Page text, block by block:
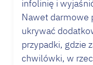
infolinię i
Nawet darmowe
ukrywać
przypadki, gdzie
chwilówki, w